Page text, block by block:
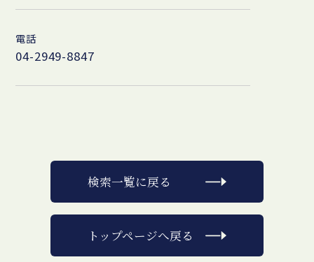
電話
04-2949-8847
検索一覧に戻る
トップページへ戻る